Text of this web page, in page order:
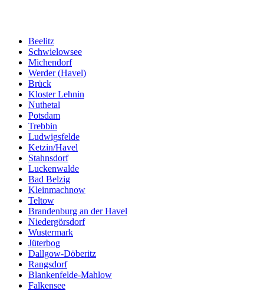
Beelitz
Schwielowsee
Michendorf
Werder (Havel)
Brück
Kloster Lehnin
Nuthetal
Potsdam
Trebbin
Ludwigsfelde
Ketzin/Havel
Stahnsdorf
Luckenwalde
Bad Belzig
Kleinmachnow
Teltow
Brandenburg an der Havel
Niedergörsdorf
Wustermark
Jüterbog
Dallgow-Döberitz
Rangsdorf
Blankenfelde-Mahlow
Falkensee